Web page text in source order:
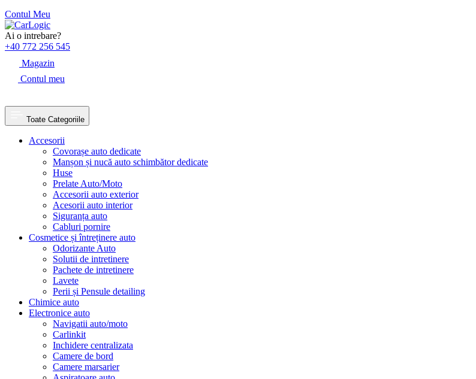
Contul Meu
Skip
to
content
Ai o intrebare?
+40 772 256 545
Magazin
Contul meu
Toate Categoriile
Accesorii
Covorașe auto dedicate
Manșon și nucă auto schimbător dedicate
Huse
Prelate Auto/Moto
Accesorii auto exterior
Acesorii auto interior
Siguranța auto
Cabluri pornire
Cosmetice și întreținere auto
Odorizante Auto
Solutii de intretinere
Pachete de intretinere
Lavete
Perii și Pensule detailing
Chimice auto
Electronice auto
Navigatii auto/moto
Carlinkit
Inchidere centralizata
Camere de bord
Camere marsarier